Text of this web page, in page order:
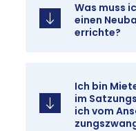
Was muss
ei­nen
er­rich­te?
Ich bin
im
ich vom